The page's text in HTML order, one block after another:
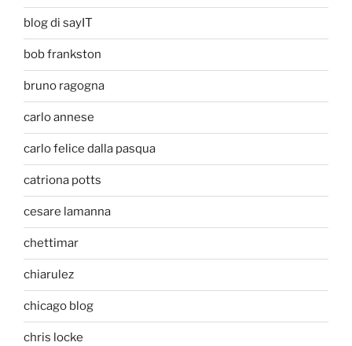
blog di sayIT
bob frankston
bruno ragogna
carlo annese
carlo felice dalla pasqua
catriona potts
cesare lamanna
chettimar
chiarulez
chicago blog
chris locke